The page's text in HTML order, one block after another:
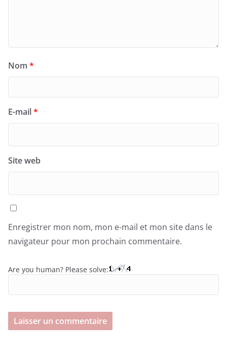
Nom *
E-mail*
Site web
Enregistrer mon nom, mon e-mail et mon site dans le
navigateur pour mon prochain commentaire.
Are you human? Please solve: